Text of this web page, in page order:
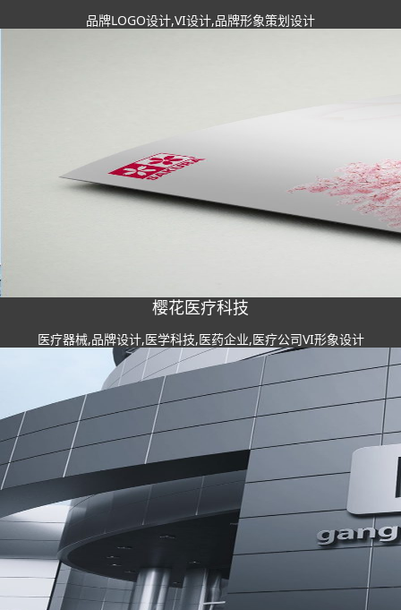
品牌LOGO设计,VI设计,品牌形象策划设计
樱花医疗科技
医疗器械,品牌设计,医学科技,医药企业,医疗公司VI形象设计